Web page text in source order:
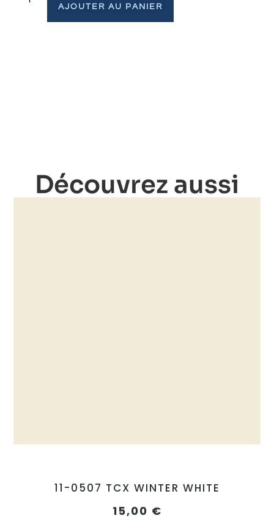
AJOUTER AU PANIER
Découvrez aussi
11-0507 TCX WINTER WHITE
15,00 €